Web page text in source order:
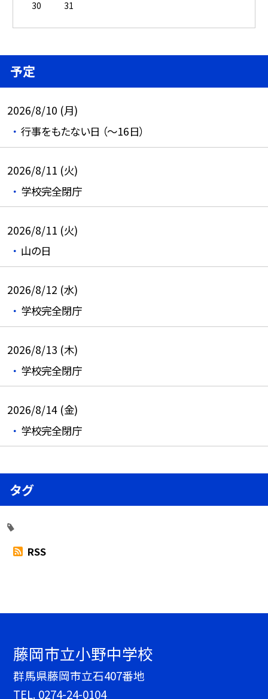
30
31
予定
2026/8/10 (月)
行事をもたない日 （～16日）
2026/8/11 (火)
学校完全閉庁
2026/8/11 (火)
山の日
2026/8/12 (水)
学校完全閉庁
2026/8/13 (木)
学校完全閉庁
2026/8/14 (金)
学校完全閉庁
タグ
RSS
藤岡市立小野中学校
群馬県藤岡市立石407番地
TEL. 0274-24-0104